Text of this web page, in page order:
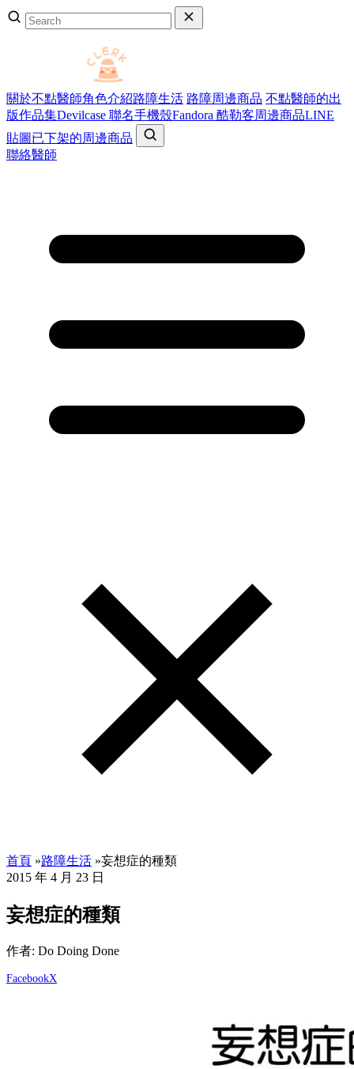
關於不點醫師角色介紹路障生活 路障周邊商品 不點醫師的出
版作品集Devilcase 聯名手機殼Fandora 酷勒客周邊商品LINE
貼圖 已下架的周邊商品
聯絡醫師
首頁 »路障生活 »妄想症的種類
2015 年 4 月 23 日
妄想症的種類
作者: Do Doing Done
FacebookX